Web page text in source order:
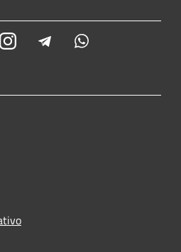
Instagram Telegram